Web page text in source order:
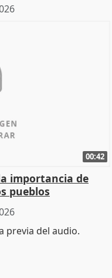
00:42
importancia de
pueblos